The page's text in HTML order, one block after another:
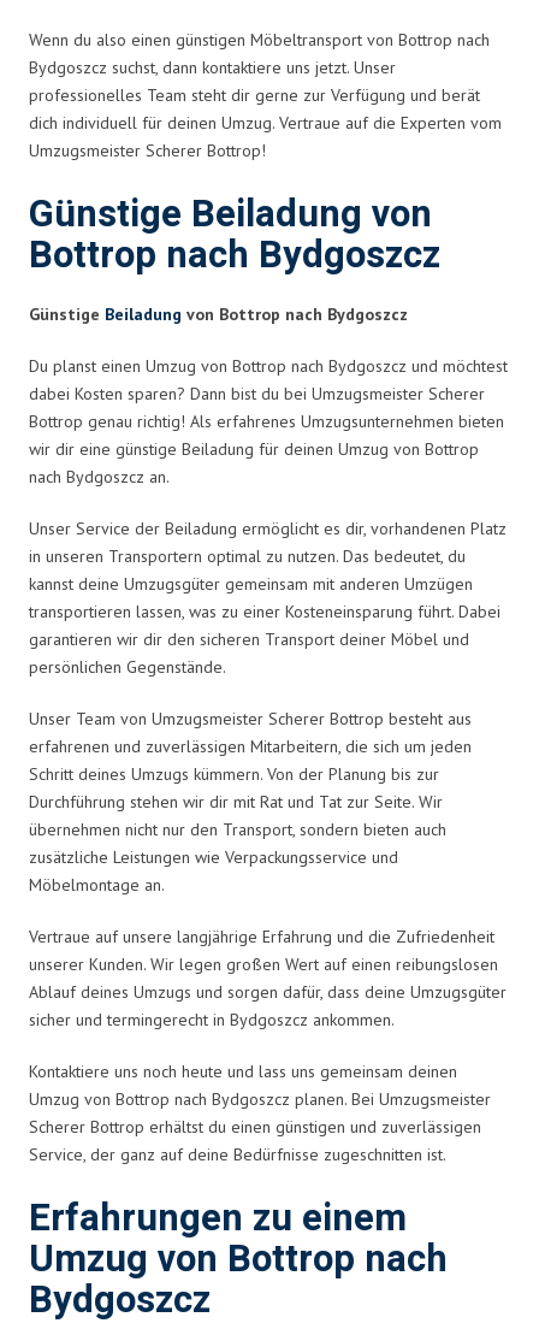
Wenn du also einen günstigen Möbeltransport von Bottrop nach
Bydgoszcz suchst, dann kontaktiere uns jetzt. Unser
professionelles Team steht dir gerne zur Verfügung und berät
dich individuell für deinen Umzug. Vertraue auf die Experten vom
Umzugsmeister Scherer Bottrop!
Günstige Beiladung von
Bottrop nach Bydgoszcz
Günstige Beiladung von Bottrop nach Bydgoszcz
Du planst einen Umzug von Bottrop nach Bydgoszcz und möchtest
dabei Kosten sparen? Dann bist du bei Umzugsmeister Scherer
Bottrop genau richtig! Als erfahrenes Umzugsunternehmen bieten
wir dir eine günstige Beiladung für deinen Umzug von Bottrop
nach Bydgoszcz an.
Unser Service der Beiladung ermöglicht es dir, vorhandenen Platz
in unseren Transportern optimal zu nutzen. Das bedeutet, du
kannst deine Umzugsgüter gemeinsam mit anderen Umzügen
transportieren lassen, was zu einer Kosteneinsparung führt. Dabei
garantieren wir dir den sicheren Transport deiner Möbel und
persönlichen Gegenstände.
Unser Team von Umzugsmeister Scherer Bottrop besteht aus
erfahrenen und zuverlässigen Mitarbeitern, die sich um jeden
Schritt deines Umzugs kümmern. Von der Planung bis zur
Durchführung stehen wir dir mit Rat und Tat zur Seite. Wir
übernehmen nicht nur den Transport, sondern bieten auch
zusätzliche Leistungen wie Verpackungsservice und
Möbelmontage an.
Vertraue auf unsere langjährige Erfahrung und die Zufriedenheit
unserer Kunden. Wir legen großen Wert auf einen reibungslosen
Ablauf deines Umzugs und sorgen dafür, dass deine Umzugsgüter
sicher und termingerecht in Bydgoszcz ankommen.
Kontaktiere uns noch heute und lass uns gemeinsam deinen
Umzug von Bottrop nach Bydgoszcz planen. Bei Umzugsmeister
Scherer Bottrop erhältst du einen günstigen und zuverlässigen
Service, der ganz auf deine Bedürfnisse zugeschnitten ist.
Erfahrungen zu einem
Umzug von Bottrop nach
Bydgoszcz